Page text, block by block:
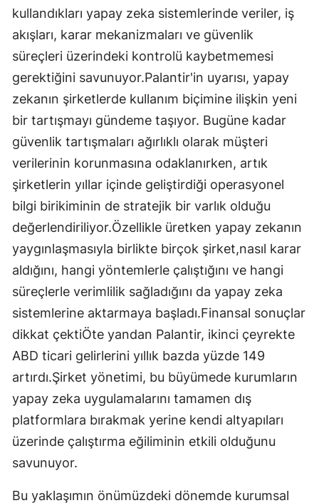
kullandıkları yapay zeka sistemlerinde veriler, iş
akışları, karar mekanizmaları ve güvenlik
süreçleri üzerindeki kontrolü kaybetmemesi
gerektiğini savunuyor.Palantir'in uyarısı, yapay
zekanın şirketlerde kullanım biçimine ilişkin yeni
bir tartışmayı gündeme taşıyor. Bugüne kadar
güvenlik tartışmaları ağırlıklı olarak müşteri
verilerinin korunmasına odaklanırken, artık
şirketlerin yıllar içinde geliştirdiği operasyonel
bilgi birikiminin de stratejik bir varlık olduğu
değerlendiriliyor.Özellikle üretken yapay zekanın
yaygınlaşmasıyla birlikte birçok şirket,nasıl karar
aldığını, hangi yöntemlerle çalıştığını ve hangi
süreçlerle verimlilik sağladığını da yapay zeka
sistemlerine aktarmaya başladı.Finansal sonuçlar
dikkat çektiÖte yandan Palantir, ikinci çeyrekte
ABD ticari gelirlerini yıllık bazda yüzde 149
artırdı.Şirket yönetimi, bu büyümede kurumların
yapay zeka uygulamalarını tamamen dış
platformlara bırakmak yerine kendi altyapıları
üzerinde çalıştırma eğiliminin etkili olduğunu
savunuyor.
Bu yaklaşımın önümüzdeki dönemde kurumsal